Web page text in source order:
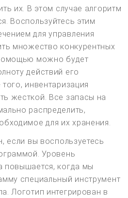
их. В этом случае алгоритм
Воспользуйтесь этим
для управления
множество конкурентных
можно будет
действий его
инвентаризация
жесткой. Все запасы на
распределить,
для их хранения.
если вы воспользуетесь
Уровень
повышается, когда мы
специальный инструмент
Логотип интегрирован в